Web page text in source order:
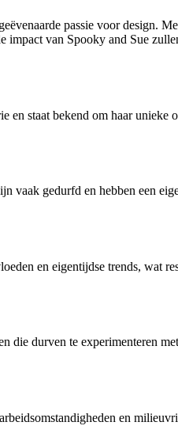
passie voor design.
impact van Spooky and Sue
en staat bekend om haar unieke
vaak gedurfd en hebben een
en eigentijdse trends, wat
die durven te experimenteren
en